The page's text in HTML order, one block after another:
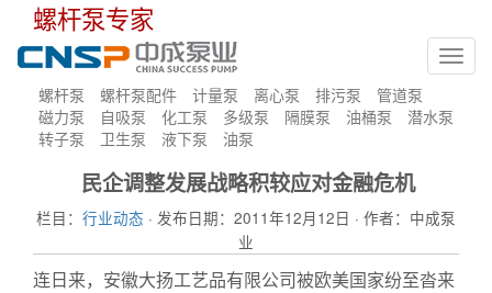
螺杆泵专家
螺杆泵 螺杆泵配件 计量泵 离心泵 排污泵
管道泵
磁力泵
自吸泵 化工泵 多级泵 隔膜泵 油桶泵
潜水泵
转子泵
卫生泵 液下泵 油泵
民企调整发展战略积较应对金融危机
栏目： 行业动态 · 发布日期：2011年12月12日 · 作者：中成泵
业
连日来，安徽大扬工艺品有限公司被欧美国家纷至沓来